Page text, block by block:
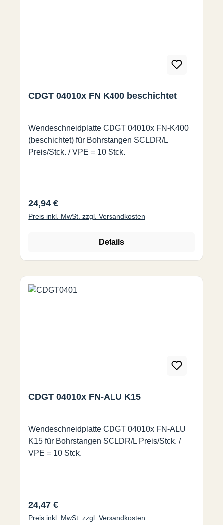
CDGT 04010x FN K400 beschichtet
Wendeschneidplatte CDGT 04010x FN-K400
(beschichtet) für Bohrstangen SCLDR/L
Preis/Stck. / VPE = 10 Stck.
Regulärer Preis:
24,94 €
Preis inkl. MwSt. zzgl. Versandkosten
Details
CDGT 04010x FN-ALU K15
Wendeschneidplatte CDGT 04010x FN-ALU
K15 für Bohrstangen SCLDR/L Preis/Stck. /
VPE = 10 Stck.
Regulärer Preis:
24,47 €
Preis inkl. MwSt. zzgl. Versandkosten